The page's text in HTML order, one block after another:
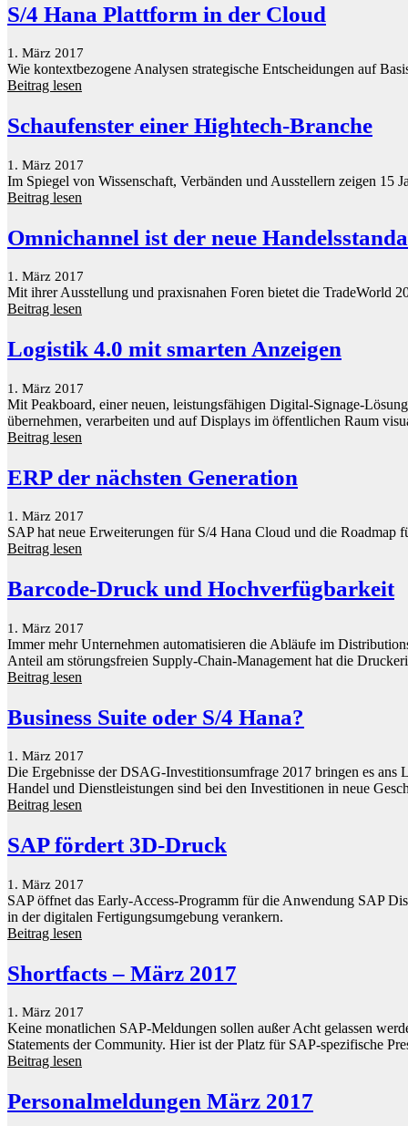
S/4 Hana Plattform in der Cloud
1. März 2017
Wie kontextbezogene Analysen strategische Entscheidungen auf
Beitrag lesen
Schaufenster einer Hightech-Branche
1. März 2017
Im Spiegel von Wissenschaft, Verbänden und Ausstellern zeigen
Beitrag lesen
Omnichannel ist der neue
1. März 2017
Mit ihrer Ausstellung und praxisnahen Foren bietet die TradeWorld
Beitrag lesen
Logistik 4.0 mit smarten Anzeigen
1. März 2017
Mit Peakboard, einer neuen, leistungsfähigen Digital-Signage-
übernehmen, verarbeiten und auf Displays im öffentlichen Raum
Beitrag lesen
ERP der nächsten Generation
1. März 2017
SAP hat neue Erweiterungen für S/4 Hana Cloud und die Roadmap
Beitrag lesen
Barcode-Druck und Hochverfügbarkeit
1. März 2017
Immer mehr Unternehmen automatisieren die Abläufe im
Anteil am störungsfreien Supply-Chain-Management hat die
Beitrag lesen
Business Suite oder S/4 Hana?
1. März 2017
Die Ergebnisse der DSAG-Investitionsumfrage 2017 bringen es
Handel und Dienst­leistungen sind bei den Investitionen in neue
Beitrag lesen
SAP fördert 3D-Druck
1. März 2017
SAP öffnet das Early-Access-Programm für die Anwendung SAP
in der digitalen Fertigungsumgebung verankern.
Beitrag lesen
Shortfacts – März 2017
1. März 2017
Keine monatlichen SAP-Meldungen sollen außer Acht gelassen
Statements der Community. Hier ist der Platz für SAP-spezifische
Beitrag lesen
Personalmeldungen März 2017